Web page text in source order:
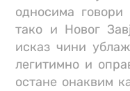
односима
тако и Новог
исказ чини
легитимно и
остане онаквим